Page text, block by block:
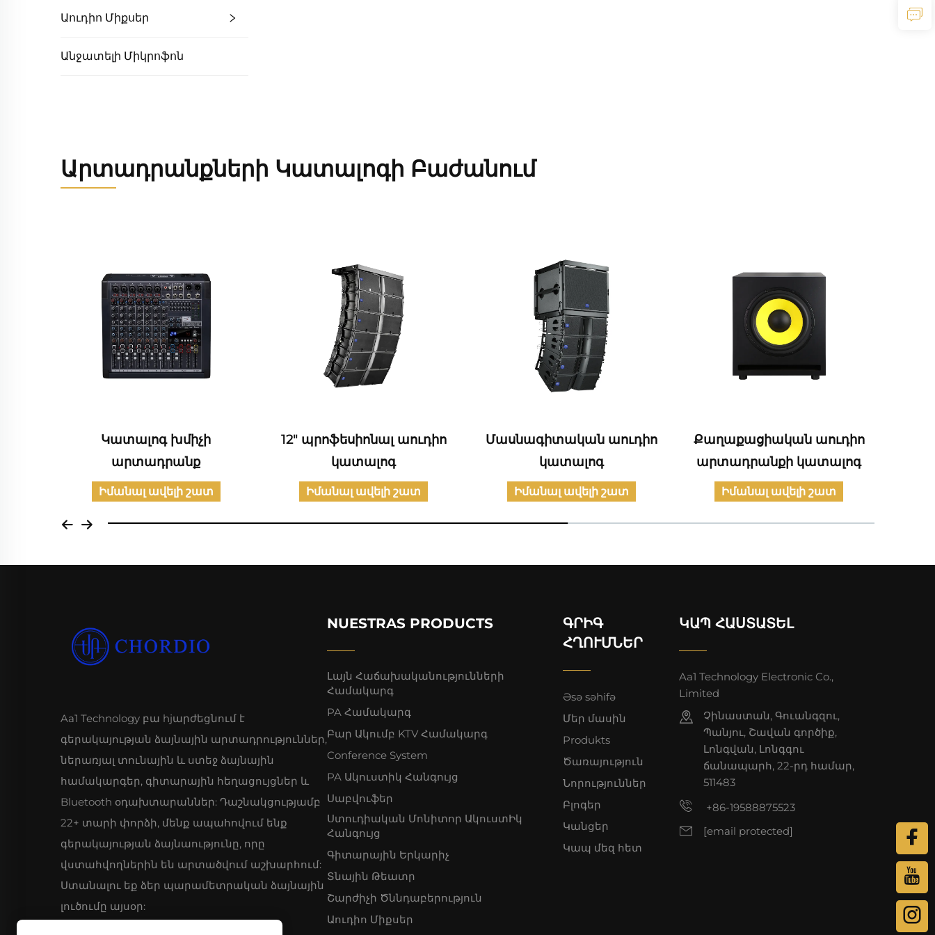
Աուդիո Միքսեր
Անջատելի Միկրոֆոն
Արտադրանքների Կատալոգի Բաժանում
Կատալոգ խմիչի
արտադրանք
Իմանալ ավելի շատ
12" պրոֆեսիոնալ աուդիո
կատալոգ
Իմանալ ավելի շատ
Մասնագիտական աուդիո
կատալոգ
Իմանալ ավելի շատ
Քաղաքացիական աուդիո
արտադրանքի կատալոգ
Իմանալ ավելի շատ
Aa1 Technology բա hjարժեցնում է
գերակայության ձայնային արտադրություններ,
ներառյալ տունային և ստեջ ձայնային
համակարգեր, գիտարային հեղացույցներ և
Bluetooth օդախտարաններ: Դաշնակցությամբ
22+ տարի փորձի, մենք ապահովում ենք
գերակայության ձայնաությունը, որը
վստահվողներին են արտածվում աշխարհում:
Ստանալու եք ձեր պարամետրական ձայնային
լուծումը այսօր:
NUESTRAS PRODUCTS
Լայն Հաճախականությունների
Համակարգ
PA Համակարգ
Բար Ակումբ KTV Համակարգ
Conference System
PA Ակուստիկ Հանգույց
Սաբվուֆեր
Ստուդիական Մոնիտոր ԱկուստԻկ
Հանգույց
Գիտարային Երկարիչ
Տնային Թեատր
Շարժիչի Ծննդաբերություն
Աուդիո Միքսեր
ԳՐԻԳ
ՀՂՈՒՄՆԵՐ
Əsə səhifə
Մեր մասին
Produkts
Ծառայություն
Նորություններ
Բլոգեր
Կանցեր
Կապ մեզ հետ
ԿԱՊ ՀԱՍՏԱՏԵԼ
Aa1 Technology Electronic Co.,
Limited
Չինաստան, Գուանգզու,
Պանյու, Շավան գործիք,
Լոնգվան, Լոնգգու
ճանապարհ, 22-րդ համար,
511483
+86-19588875523
[email protected]